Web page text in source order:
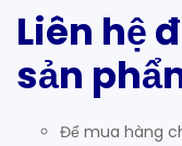
Liên hệ
sản
Để mua hàng